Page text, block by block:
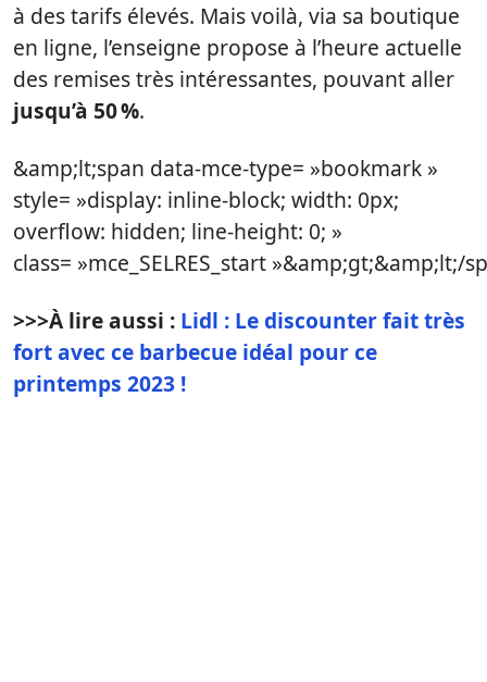
à des tarifs élevés. Mais voilà, via sa boutique
en ligne, l’enseigne propose à l’heure actuelle
des remises très intéressantes, pouvant aller
jusqu’à 50 %.
&amp;lt;span data-mce-type= »bookmark »
style= »display: inline-block; width: 0px;
overflow: hidden; line-height: 0; »
class= »mce_SELRES_start »&amp;gt; &amp;lt;/
>>>À lire aussi : Lidl : Le discounter fait très
fort avec ce barbecue idéal pour ce
printemps 2023 !